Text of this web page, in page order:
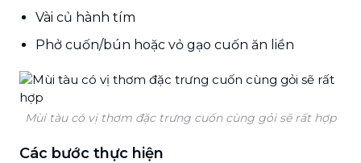
Vài củ hành tím
Phở cuốn/bún hoặc vỏ gạo cuốn ăn liền
Mùi tàu có vị thơm đặc trưng cuốn cùng gỏi sẽ rất hợp
Các bước thực hiện